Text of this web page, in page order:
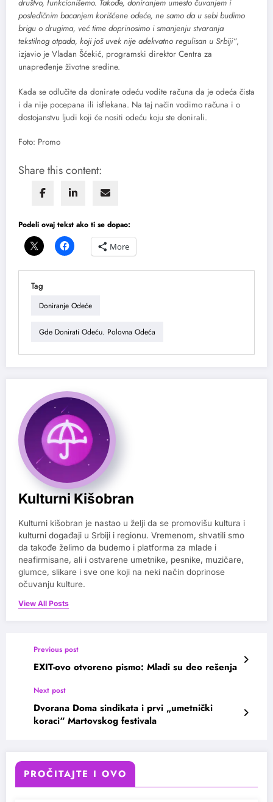
društvo, funkcionišemo. Takođe, doniranjem umesto čuvanjem i
posledičnim bacanjem korišćene odeće, ne samo da u sebi budimo
brigu o drugima, već time doprinosimo i smanjenju stvaranja
tekstilnog otpada, koji još uvek nije adekvatno regulisan u Srbiji“,
izjavio je Vladan Šćekić, programski direktor Centra za
unapređenje životne sredine.
Kada se odlučite da donirate odeću vodite računa da je odeća čista
i da nije pocepana ili isflekana. Na taj način vodimo računa i o
dostojanstvu ljudi koji će nositi odeću koju ste donirali.
Foto: Promo
Share this content:
Podeli ovaj tekst ako ti se dopao:
More
Tag
Doniranje Odeće
Gde Donirati Odeću. Polovna Odeća
Kulturni Kišobran
Kulturni kišobran je nastao u želji da se promovišu kultura i
kulturni događaji u Srbiji i regionu. Vremenom, shvatili smo
da takođe želimo da budemo i platforma za mlade i
neafirmisane, ali i ostvarene umetnike, pesnike, muzičare,
glumce, slikare i sve one koji na neki način doprinose
očuvanju kulture.
View All Posts
Previous post
EXIT-ovo otvoreno pismo: Mladi su deo rešenja
Next post
Dvorana Doma sindikata i prvi „umetnički
koraci“ Martovskog festivala
PROČITAJTE I OVO